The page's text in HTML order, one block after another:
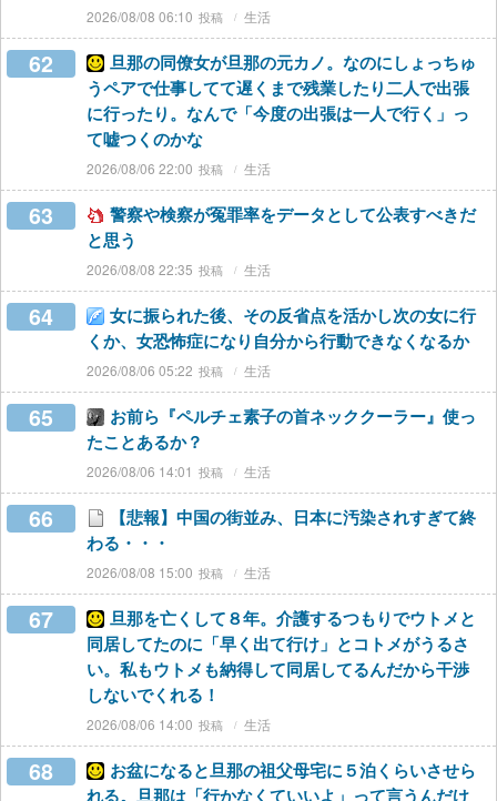
2026/08/08 06:10 生活
62
旦那の同僚女が旦那の元カノ。なのにしょっちゅ
うペアで仕事してて遅くまで残業したり二人で出張
に行ったり。なんで「今度の出張は一人で行く」っ
て嘘つくのかな
2026/08/06 22:00 生活
63
警察や検察が冤罪率をデータとして公表すべきだ
と思う
2026/08/08 22:35 生活
64
女に振られた後、その反省点を活かし次の女に行
くか、女恐怖症になり自分から行動できなくなるか
2026/08/06 05:22 生活
65
お前ら『ペルチェ素子の首ネッククーラー』使っ
たことあるか？
2026/08/06 14:01 生活
66
【悲報】中国の街並み、日本に汚染されすぎて終
わる・・・
2026/08/08 15:00 生活
67
旦那を亡くして８年。介護するつもりでウトメと
同居してたのに「早く出て行け」とコトメがうるさ
い。私もウトメも納得して同居してるんだから干渉
しないでくれる！
2026/08/06 14:00 生活
68
お盆になると旦那の祖父母宅に５泊くらいさせら
れる。旦那は「行かなくていいよ」って言うんだけ